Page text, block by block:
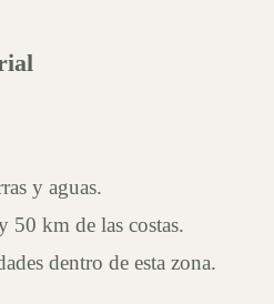
y aguas.
50 km de las costas.
dentro de esta zona.